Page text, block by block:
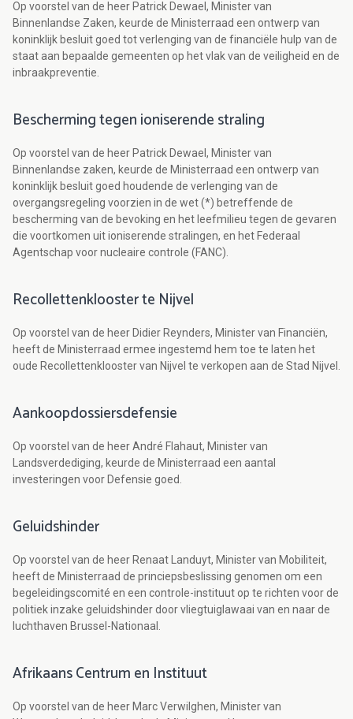
Op voorstel van de heer Patrick Dewael, Minister van
Binnenlandse Zaken, keurde de Ministerraad een ontwerp van
koninklijk besluit goed tot verlenging van de financiële hulp van de
staat aan bepaalde gemeenten op het vlak van de veiligheid en de
inbraakpreventie.
Bescherming tegen ioniserende straling
Op voorstel van de heer Patrick Dewael, Minister van
Binnenlandse zaken, keurde de Ministerraad een ontwerp van
koninklijk besluit goed houdende de verlenging van de
overgangsregeling voorzien in de wet (*) betreffende de
bescherming van de bevoking en het leefmilieu tegen de gevaren
die voortkomen uit ioniserende stralingen, en het Federaal
Agentschap voor nucleaire controle (FANC).
Recollettenklooster te Nijvel
Op voorstel van de heer Didier Reynders, Minister van Financiën,
heeft de Ministerraad ermee ingestemd hem toe te laten het
oude Recollettenklooster van Nijvel te verkopen aan de Stad Nijvel.
Aankoopdossiersdefensie
Op voorstel van de heer André Flahaut, Minister van
Landsverdediging, keurde de Ministerraad een aantal
investeringen voor Defensie goed.
Geluidshinder
Op voorstel van de heer Renaat Landuyt, Minister van Mobiliteit,
heeft de Ministerraad de princiepsbeslissing genomen om een
begeleidingscomité en een controle-instituut op te richten voor de
politiek inzake geluidshinder door vliegtuiglawaai van en naar de
luchthaven Brussel-Nationaal.
Afrikaans Centrum en Instituut
Op voorstel van de heer Marc Verwilghen, Minister van